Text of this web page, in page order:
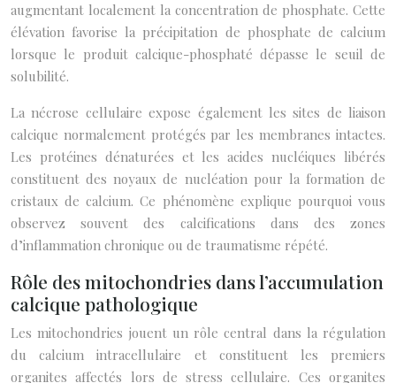
augmentant localement la concentration de phosphate. Cette
élévation favorise la précipitation de phosphate de calcium
lorsque le produit calcique-phosphaté dépasse le seuil de
solubilité.
La nécrose cellulaire expose également les sites de liaison
calcique normalement protégés par les membranes intactes.
Les protéines dénaturées et les acides nucléiques libérés
constituent des noyaux de nucléation pour la formation de
cristaux de calcium. Ce phénomène explique pourquoi vous
observez souvent des calcifications dans des zones
d’inflammation chronique ou de traumatisme répété.
Rôle des mitochondries dans l’accumulation
calcique pathologique
Les mitochondries jouent un rôle central dans la régulation
du calcium intracellulaire et constituent les premiers
organites affectés lors de stress cellulaire. Ces organites